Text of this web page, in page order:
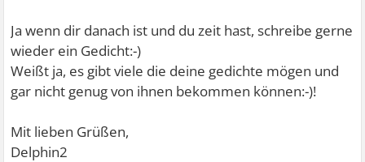
Ja wenn dir danach ist und du zeit hast, schreibe gerne
wieder ein Gedicht:-)
Weißt ja, es gibt viele die deine gedichte mögen und
gar nicht genug von ihnen bekommen können:-)!
Mit lieben Grüßen,
Delphin2